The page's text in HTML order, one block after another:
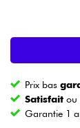
Prix bas
Satisfait ou
Garantie 1